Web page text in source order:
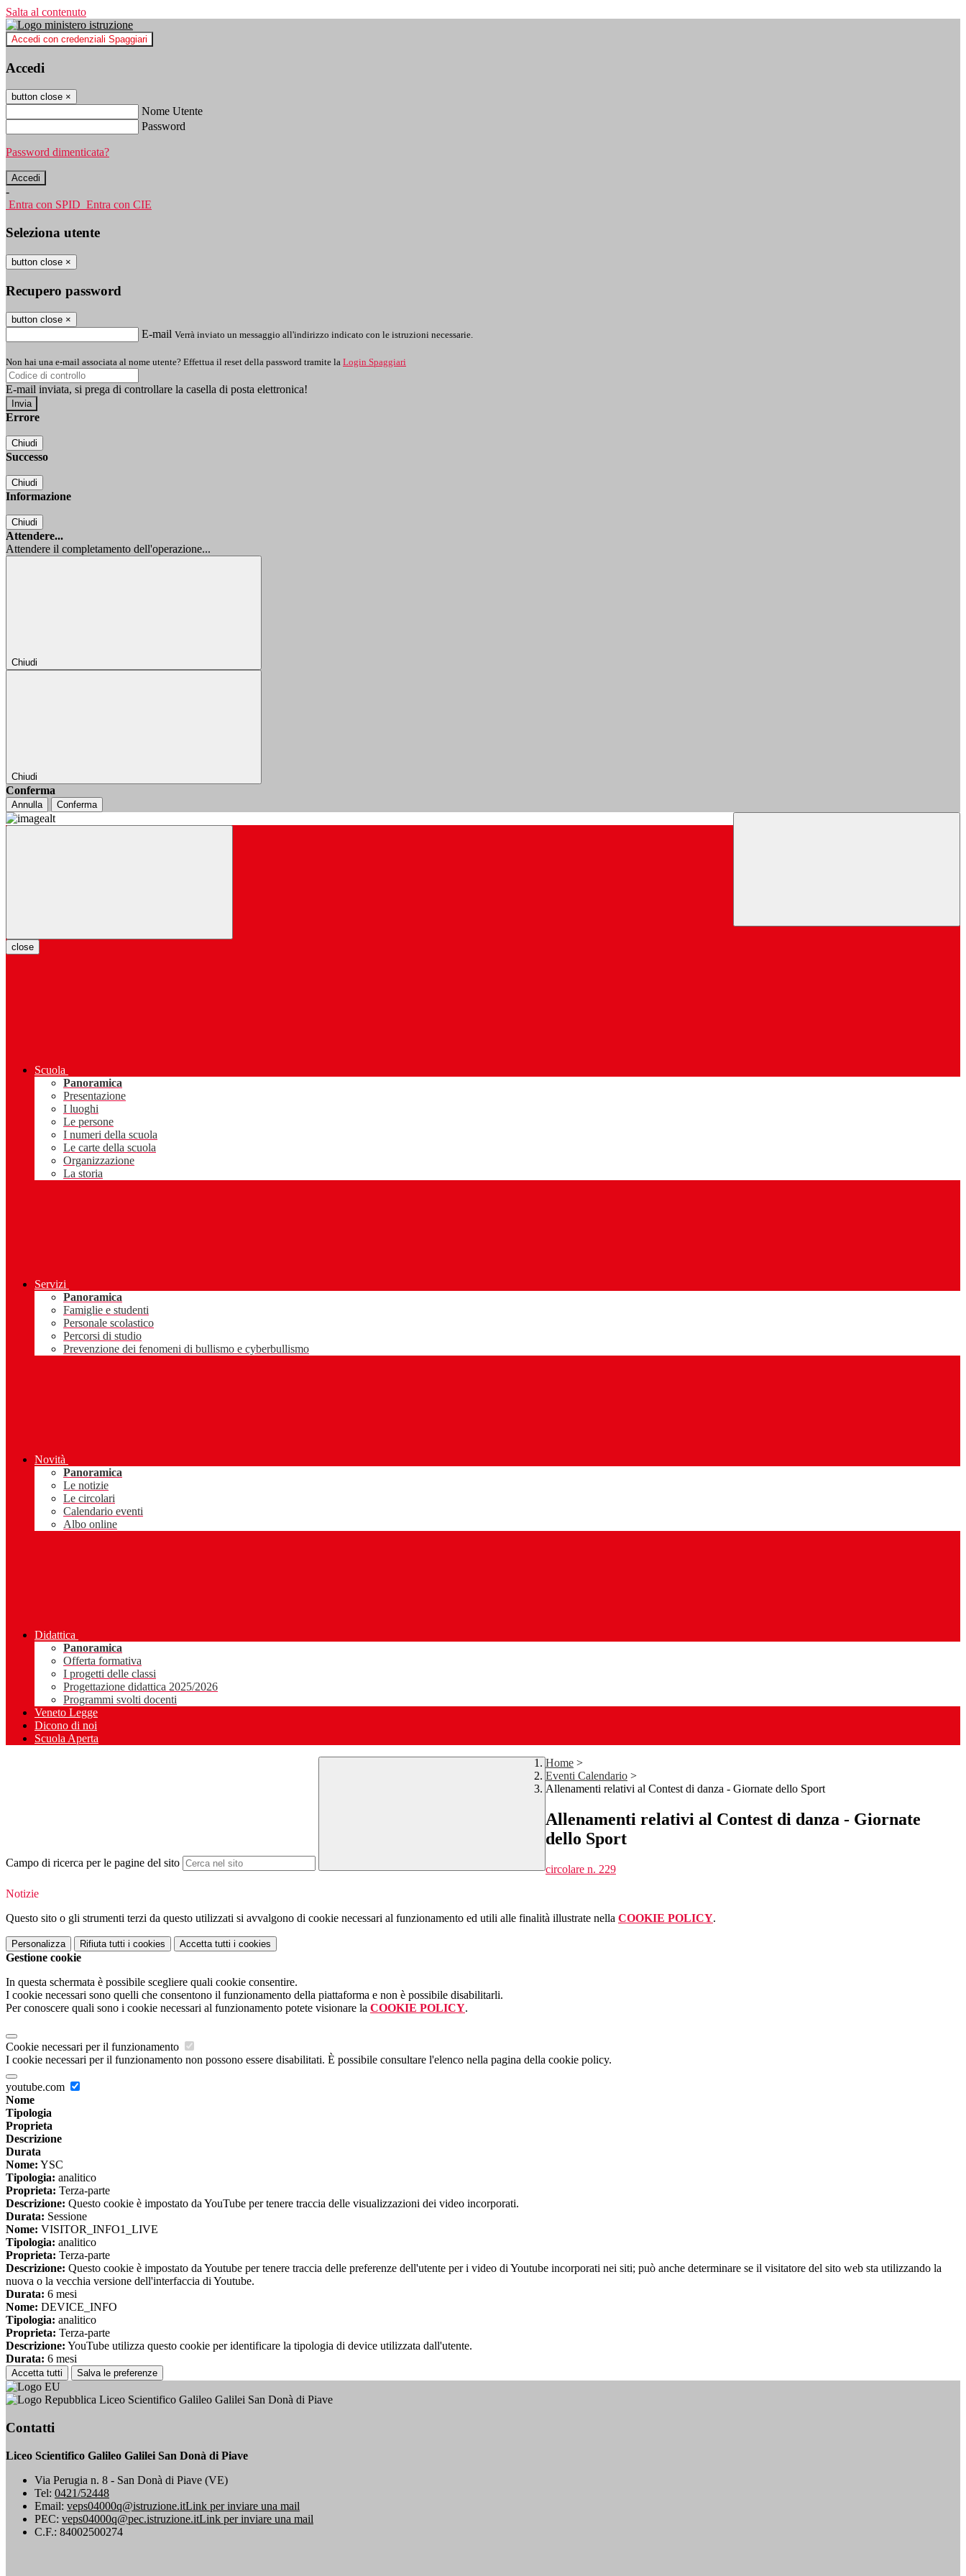
Salta al contenuto
Accedi con credenziali Spaggiari
Accedi
button close ×
Nome Utente
Password
Password dimenticata?
-
Entra con SPID Entra con CIE
Seleziona utente
button close ×
Recupero password
button close ×
E-mail Verrà inviato un messaggio all'indirizzo indicato con le istruzioni necessarie.
Non hai una e-mail associata al nome utente? Effettua il reset della password tramite la Login Spaggiari
E-mail inviata, si prega di controllare la casella di posta elettronica!
Errore
Chiudi
Successo
Chiudi
Informazione
Chiudi
Attendere...
Attendere il completamento dell'operazione...
Chiudi
Chiudi
Conferma
Annulla Conferma
close
Scuola
Panoramica
Presentazione
I luoghi
Le persone
I numeri della scuola
Le carte della scuola
Organizzazione
La storia
Servizi
Panoramica
Famiglie e studenti
Personale scolastico
Percorsi di studio
Prevenzione dei fenomeni di bullismo e cyberbullismo
Novità
Panoramica
Le notizie
Le circolari
Calendario eventi
Albo online
Didattica
Panoramica
Offerta formativa
I progetti delle classi
Progettazione didattica 2025/2026
Programmi svolti docenti
Veneto Legge
Dicono di noi
Scuola Aperta
Campo di ricerca per le pagine del sito
Home >
Eventi Calendario >
Allenamenti relativi al Contest di danza - Giornate dello Sport
Allenamenti relativi al Contest di danza - Giornate
dello Sport
circolare n. 229
Notizie
Questo sito o gli strumenti terzi da questo utilizzati si avvalgono di cookie necessari al funzionamento ed utili alle finalità illustrate nella COOKIE POLICY.
Personalizza Rifiuta tutti i cookies Accetta tutti i cookies
Gestione cookie
In questa schermata è possibile scegliere quali cookie consentire.
I cookie necessari sono quelli che consentono il funzionamento della piattaforma e non è possibile disabilitarli.
Per conoscere quali sono i cookie necessari al funzionamento potete visionare la COOKIE POLICY.
Cookie necessari per il funzionamento
I cookie necessari per il funzionamento non possono essere disabilitati. È possibile consultare l'elenco nella pagina della cookie policy.
youtube.com
Nome
Tipologia
Proprieta
Descrizione
Durata
Nome: YSC
Tipologia: analitico
Proprieta: Terza-parte
Descrizione: Questo cookie è impostato da YouTube per tenere traccia delle visualizzazioni dei video incorporati.
Durata: Sessione
Nome: VISITOR_INFO1_LIVE
Tipologia: analitico
Proprieta: Terza-parte
Descrizione: Questo cookie è impostato da Youtube per tenere traccia delle preferenze dell'utente per i video di Youtube incorporati nei siti; può anche determinare se il visitatore del sito web sta utilizzando la
nuova o la vecchia versione dell'interfaccia di Youtube.
Durata: 6 mesi
Nome: DEVICE_INFO
Tipologia: analitico
Proprieta: Terza-parte
Descrizione: YouTube utilizza questo cookie per identificare la tipologia di device utilizzata dall'utente.
Durata: 6 mesi
Accetta tutti Salva le preferenze
Liceo Scientifico Galileo Galilei San Donà di Piave
Contatti
Liceo Scientifico Galileo Galilei San Donà di Piave
Via Perugia n. 8 - San Donà di Piave (VE)
Tel: 0421/52448
Email: veps04000q@istruzione.itLink per inviare una mail
PEC: veps04000q@pec.istruzione.itLink per inviare una mail
C.F.: 84002500274